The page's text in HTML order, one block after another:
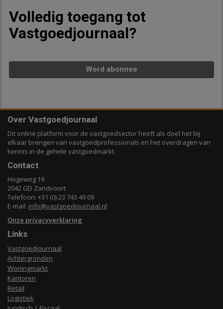
Volledig toegang tot
Vastgoedjournaal?
Word abonnee
Over Vastgoedjournaal
Dit online platform voor de vastgoedsector heeft als doel het bij
elkaar brengen van vastgoedprofessionals en het overdragen van
kennis in de gehele vastgoedmarkt.
Contact
Hogeweg 19
2042 GD Zandvoort
Telefoon: +31 (0) 23 743 49 09
E-mail: info@vastgoedjournaal.nl
Onze privacyverklaring
Links
Vastgoedjournaal
Achtergronden
Woningmarkt
Kantoren
Retail
Logistiek